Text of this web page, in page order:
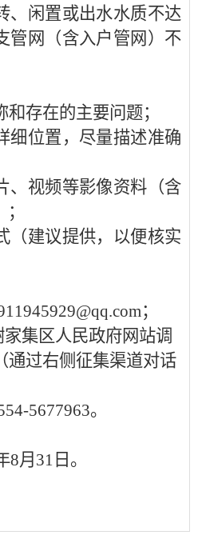
、闲置或出水水质不达
管网（含入户管网）不
和存在的主要问题；
细位置，尽量描述准确
、视频等影像资料（含
（建议提供，以便核实
；
家集区人民政府网站调
（通过右侧征集渠道对话
5677963。
8月 31 日。